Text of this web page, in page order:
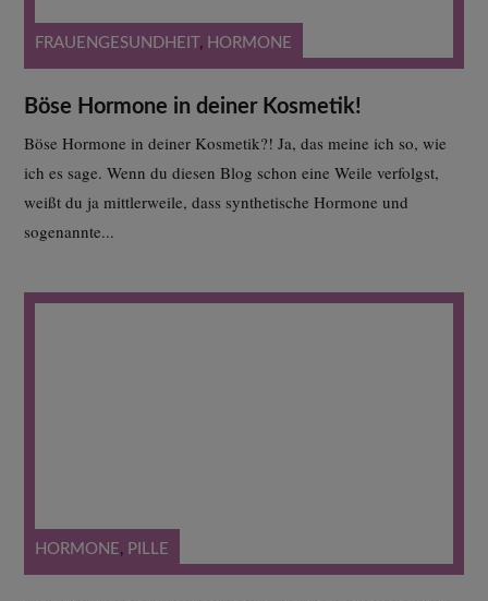
FRAUENGESUNDHEIT, HORMONE
Böse Hormone in deiner Kosmetik!
Böse Hormone in deiner Kosmetik?! Ja, das meine ich so, wie
ich es sage. Wenn du diesen Blog schon eine Weile verfolgst,
weißt du ja mittlerweile, dass synthetische Hormone und
sogenannte...
HORMONE, PILLE